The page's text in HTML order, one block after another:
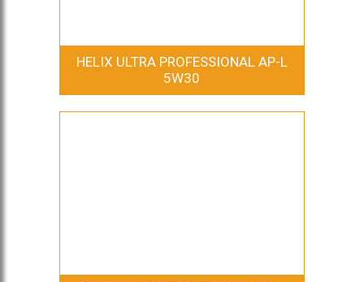
HELIX ULTRA PROFESSIONAL AP-L
5W30